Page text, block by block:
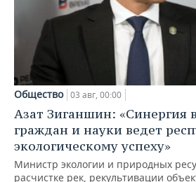
Общество 03 авг, 00:00
Азат Зиганшин: «Синергия
граждан и науки ведет
экологическому успеху»
Министр экологии и природных
расчистке рек, рекультивации